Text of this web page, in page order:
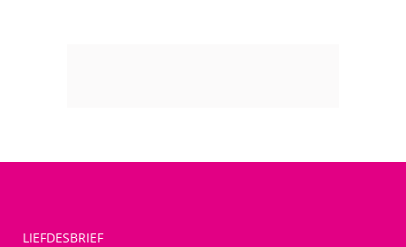
LIEFDESBRIEF